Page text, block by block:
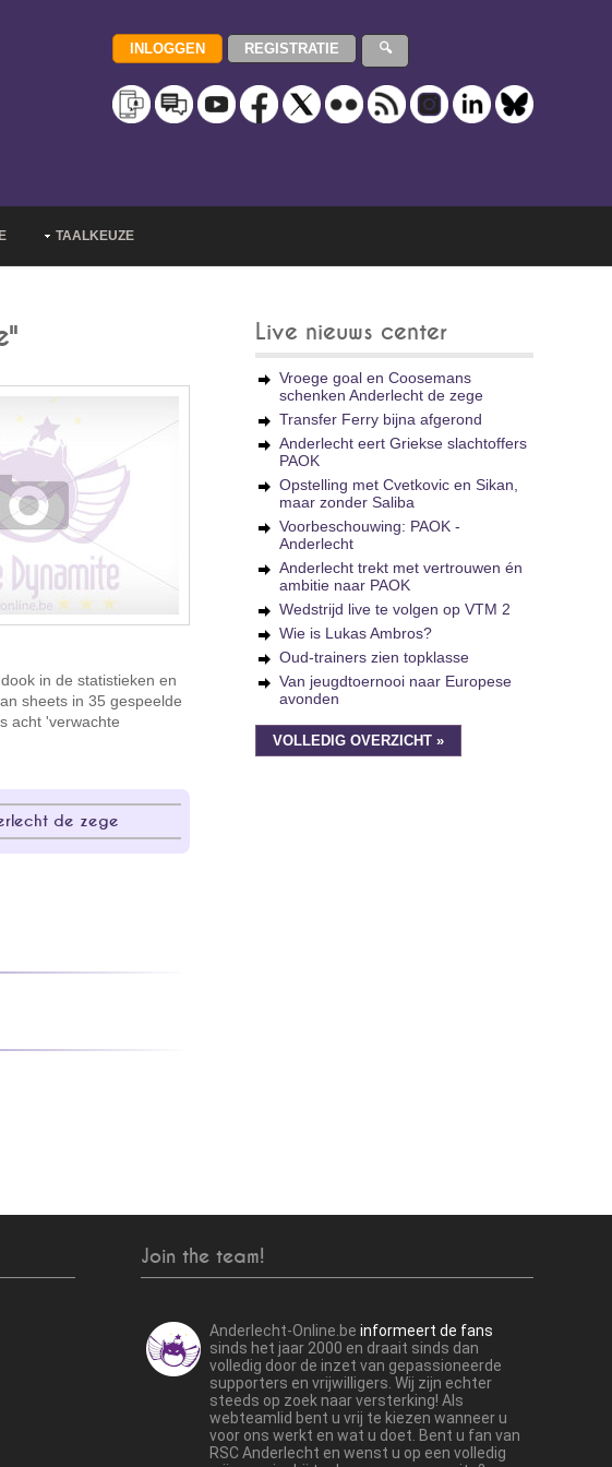
TAALKEUZE
in de statistieken en
sheets in 35 gespeelde
acht 'verwachte
de zege
Live nieuws center
Vroege goal en Coosemans
schenken Anderlecht de zege
Transfer Ferry bijna afgerond
Anderlecht eert Griekse slachtoffers
PAOK
Opstelling met Cvetkovic en Sikan,
maar zonder Saliba
Voorbeschouwing: PAOK -
Anderlecht
Anderlecht trekt met vertrouwen én
ambitie naar PAOK
Wedstrijd live te volgen op VTM 2
Wie is Lukas Ambros?
Oud-trainers zien topklasse
Van jeugdtoernooi naar Europese
avonden
VOLLEDIG OVERZICHT »
Join the team!
Anderlecht-Online.be informeert de fans
sinds het jaar 2000 en draait sinds dan
volledig door de inzet van gepassioneerde
supporters en vrijwilligers. Wij zijn echter
steeds op zoek naar versterking! Als
webteamlid bent u vrij te kiezen wanneer u
voor ons werkt en wat u doet. Bent u fan van
RSC Anderlecht en wenst u op een volledig